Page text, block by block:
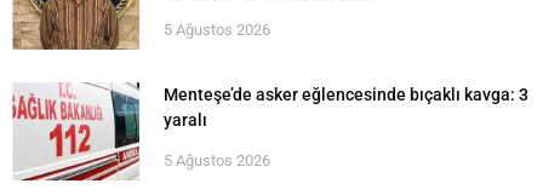
5 Ağustos 2026
Menteşe’de asker eğlencesinde bıçaklı kavga: 3
yaralı
5 Ağustos 2026